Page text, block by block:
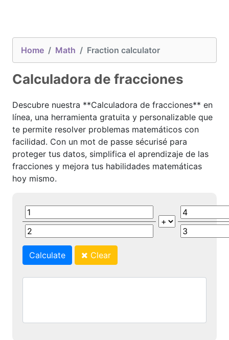
Home Math Fraction calculator
Calculadora de fracciones
Descubre nuestra **Calculadora de fracciones** en
línea, una herramienta gratuita y personalizable que
te permite resolver problemas matemáticos con
facilidad. Con un mot de passe sécurisé para
proteger tus datos, simplifica el aprendizaje de las
fracciones y mejora tus habilidades matemáticas
hoy mismo.
Calculate Clear